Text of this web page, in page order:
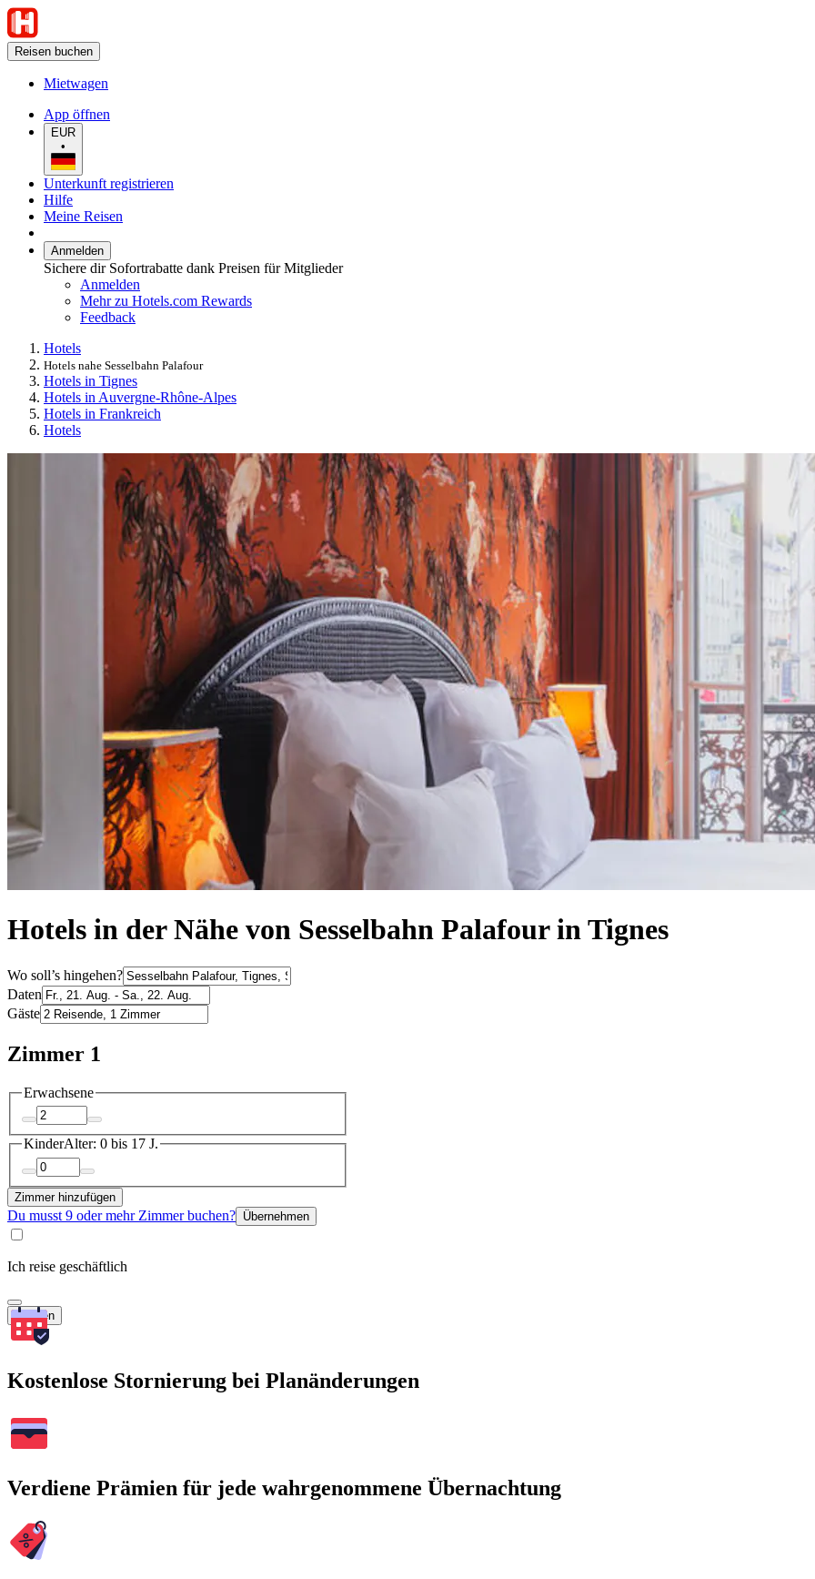
Reisen buchen
Mietwagen
App öffnen
EUR
•
Unterkunft registrieren
Hilfe
Meine Reisen
Anmelden
Sichere dir Sofortrabatte dank Preisen für Mitglieder
Anmelden
Mehr zu Hotels.com Rewards
Feedback
Hotels
Hotels nahe Sesselbahn Palafour
Hotels in Tignes
Hotels in Auvergne-Rhône-Alpes
Hotels in Frankreich
Hotels
Hotels in der Nähe von Sesselbahn Palafour in Tignes
Wo soll’s hingehen?
Daten
Gäste
Zimmer 1
Erwachsene
KinderAlter: 0 bis 17 J.
Zimmer hinzufügen
Du musst 9 oder mehr Zimmer buchen? Übernehmen
Ich reise geschäftlich
Suchen
Kostenlose Stornierung bei Planänderungen
Verdiene Prämien für jede wahrgenommene Übernachtung